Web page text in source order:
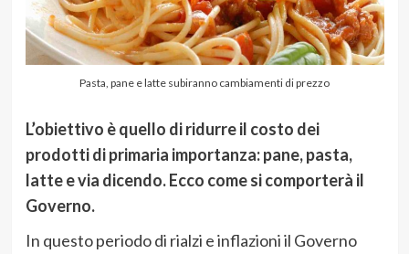
Pasta, pane e latte subiranno cambiamenti di prezzo
L’obiettivo è quello di ridurre il costo dei
prodotti di primaria importanza: pane, pasta,
latte e via dicendo. Ecco come si comporterà il
Governo.
In questo periodo di rialzi e inflazioni il Governo